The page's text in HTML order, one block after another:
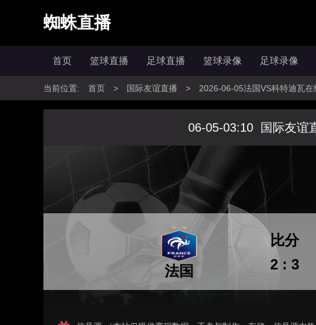
蜘蛛直播
首页 篮球直播 足球直播 篮球录像 足球录像
当前位置: 首页 > 国际友谊直播 > 2026-06-05法国VS科特迪瓦在
06-05-03:10 国际友谊
法国 2 : 3
比分